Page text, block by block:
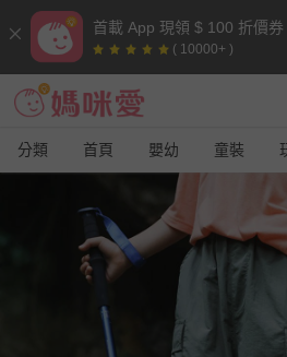
首載 App 現領 $ 100 折價券
( 10000+ )
分類 首頁 嬰幼 童裝